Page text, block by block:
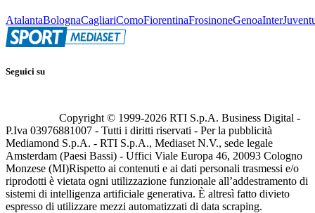
AtalantaBolognaCagliariComoFiorentinaFrosinoneGenoaInter
Seguici su
Copyright © 1999-2026 RTI S.p.A. Business Digital -
P.Iva 03976881007 - Tutti i diritti riservati - Per la pubblicità
Mediamond S.p.A. - RTI S.p.A., Mediaset N.V., sede legale
Amsterdam (Paesi Bassi) - Uffici Viale Europa 46, 20093 Cologno
Monzese (MI)Rispetto ai contenuti e ai dati personali trasmessi e/o
riprodotti è vietata ogni utilizzazione funzionale all’addestramento di
sistemi di intelligenza artificiale generativa. È altresì fatto divieto
espresso di utilizzare mezzi automatizzati di data scraping.